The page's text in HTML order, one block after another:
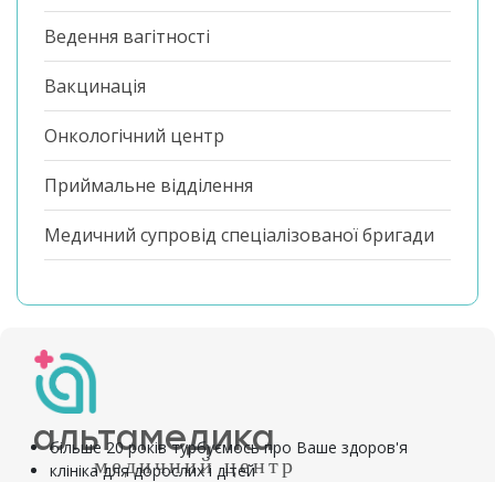
Ведення вагітності
Вакцинація
Онкологічний центр
Приймальне відділення
Медичний супровід спеціалізованої бригади
альтамедика
медичний центр
більше 20 років турбуємось про Ваше здоров'я
клініка для дорослих і дітей